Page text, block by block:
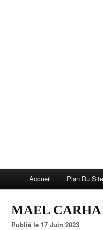
Accueil Plan Du Site
MAEL
Publié le 17 Juin 2023